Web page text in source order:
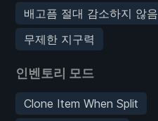
배고픔 절대 감소하지 않음
무제한 지구력
인벤토리 모드
Clone Item When Split